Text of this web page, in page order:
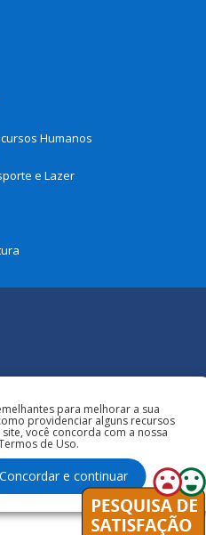
Humanos
e Lazer
para melhorar a sua
providenciar alguns recursos
você concorda com a nossa
de Uso.
Concordar e continuar